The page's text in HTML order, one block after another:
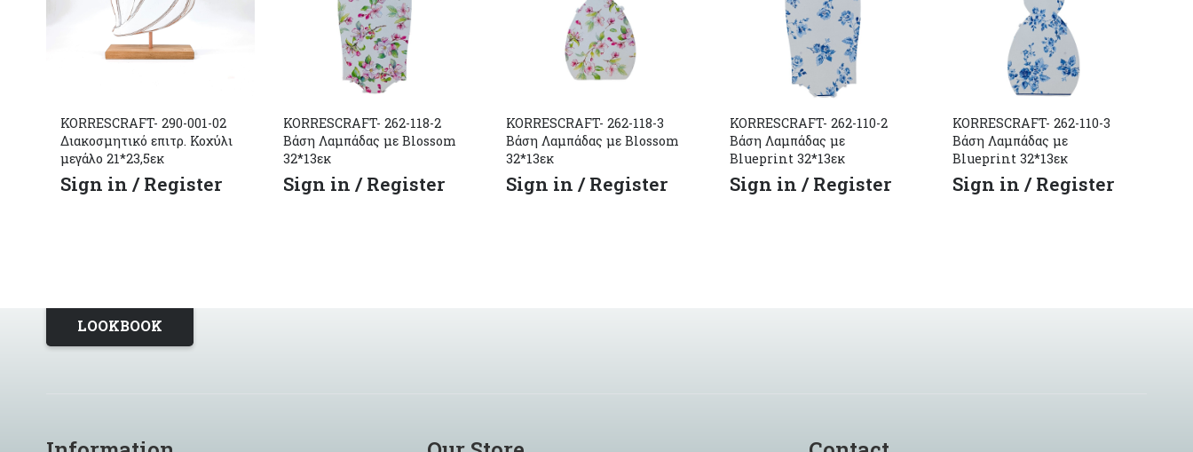
KORRESCRAFT- 290-001-02
Διακοσμητικό επιτρ. Κοχύλι
μεγάλο 21*23,5εκ
Sign in / Register
KORRESCRAFT- 262-118-2
Βάση Λαμπάδας με Blossom
32*13εκ
Sign in / Register
KORRESCRAFT- 262-118-3
Βάση Λαμπάδας με Blossom
32*13εκ
Sign in / Register
KORRESCRAFT- 262-110-2
Βάση Λαμπάδας με
Blueprint 32*13εκ
Sign in / Register
KORRESCRAFT- 262-110-3
Βάση Λαμπάδας με
Blueprint 32*13εκ
Sign in / Register
LOOKBOOK